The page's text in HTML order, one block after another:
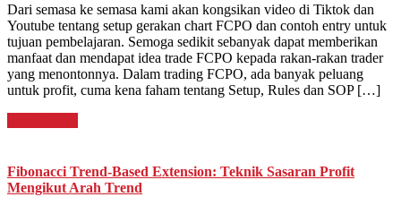
Dari semasa ke semasa kami akan kongsikan video di Tiktok dan
Youtube tentang setup gerakan chart FCPO dan contoh entry untuk
tujuan pembelajaran. Semoga sedikit sebanyak dapat memberikan
manfaat dan mendapat idea trade FCPO kepada rakan-rakan trader
yang menontonnya. Dalam trading FCPO, ada banyak peluang
untuk profit, cuma kena faham tentang Setup, Rules dan SOP […]
Fibonacci Trend-Based Extension: Teknik Sasaran Profit
Mengikut Arah Trend